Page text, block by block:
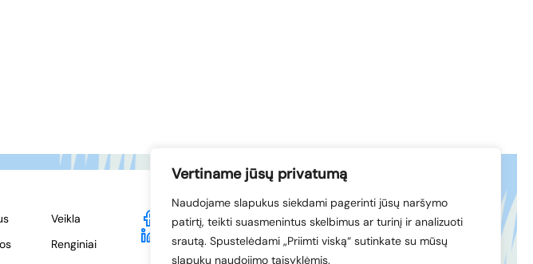
Vertiname jūsų privatumą
Naudojame slapukus siekdami pagerinti jūsų naršymo
patirtį, teikti suasmenintus skelbimus ar turinį ir analizuoti
srautą. Spustelėdami „Priimti viską“ sutinkate su mūsų
slapukų naudojimo taisyklėmis.
Veikla
Renginiai
Facebook
LinkedIn
© 1994-2026 LVK